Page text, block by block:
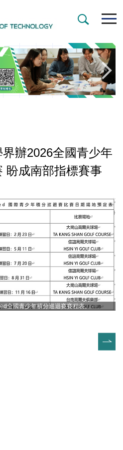
辦2026全國青少年
盼成南部指標賽事
全國青少年積分巡迴賽賽程表。